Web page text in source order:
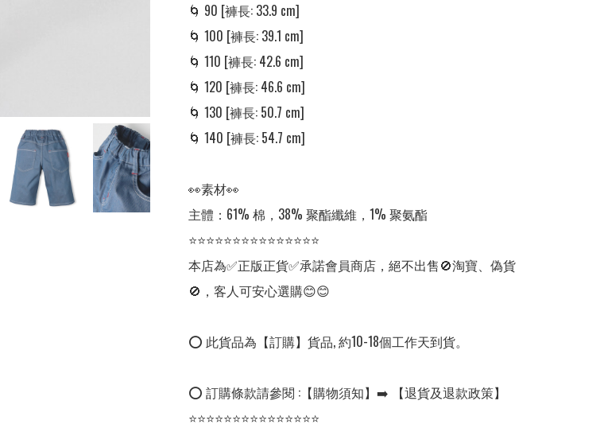
🌀 90 [褲長: 33.9 cm]
🌀 100 [褲長: 39.1 cm]
🌀 110 [褲長: 42.6 cm]
🌀 120 [褲長: 46.6 cm]
🌀 130 [褲長: 50.7 cm]
🌀 140 [褲長: 54.7 cm]
👀素材👀
主體：61% 棉，38% 聚酯纖維，1% 聚氨酯
⭐⭐⭐⭐⭐⭐⭐⭐⭐⭐⭐⭐⭐⭐⭐
本店為✅正版正貨✅承諾會員商店，絕不出售🚫淘寶、偽貨
🚫，客人可安心選購😊😊
⭕ 此貨品為【訂購】貨品, 約10-18個工作天到貨。
⭕ 訂購條款請參閱 :【購物須知】➡️ 【退貨及退款政策】
⭐⭐⭐⭐⭐⭐⭐⭐⭐⭐⭐⭐⭐⭐⭐